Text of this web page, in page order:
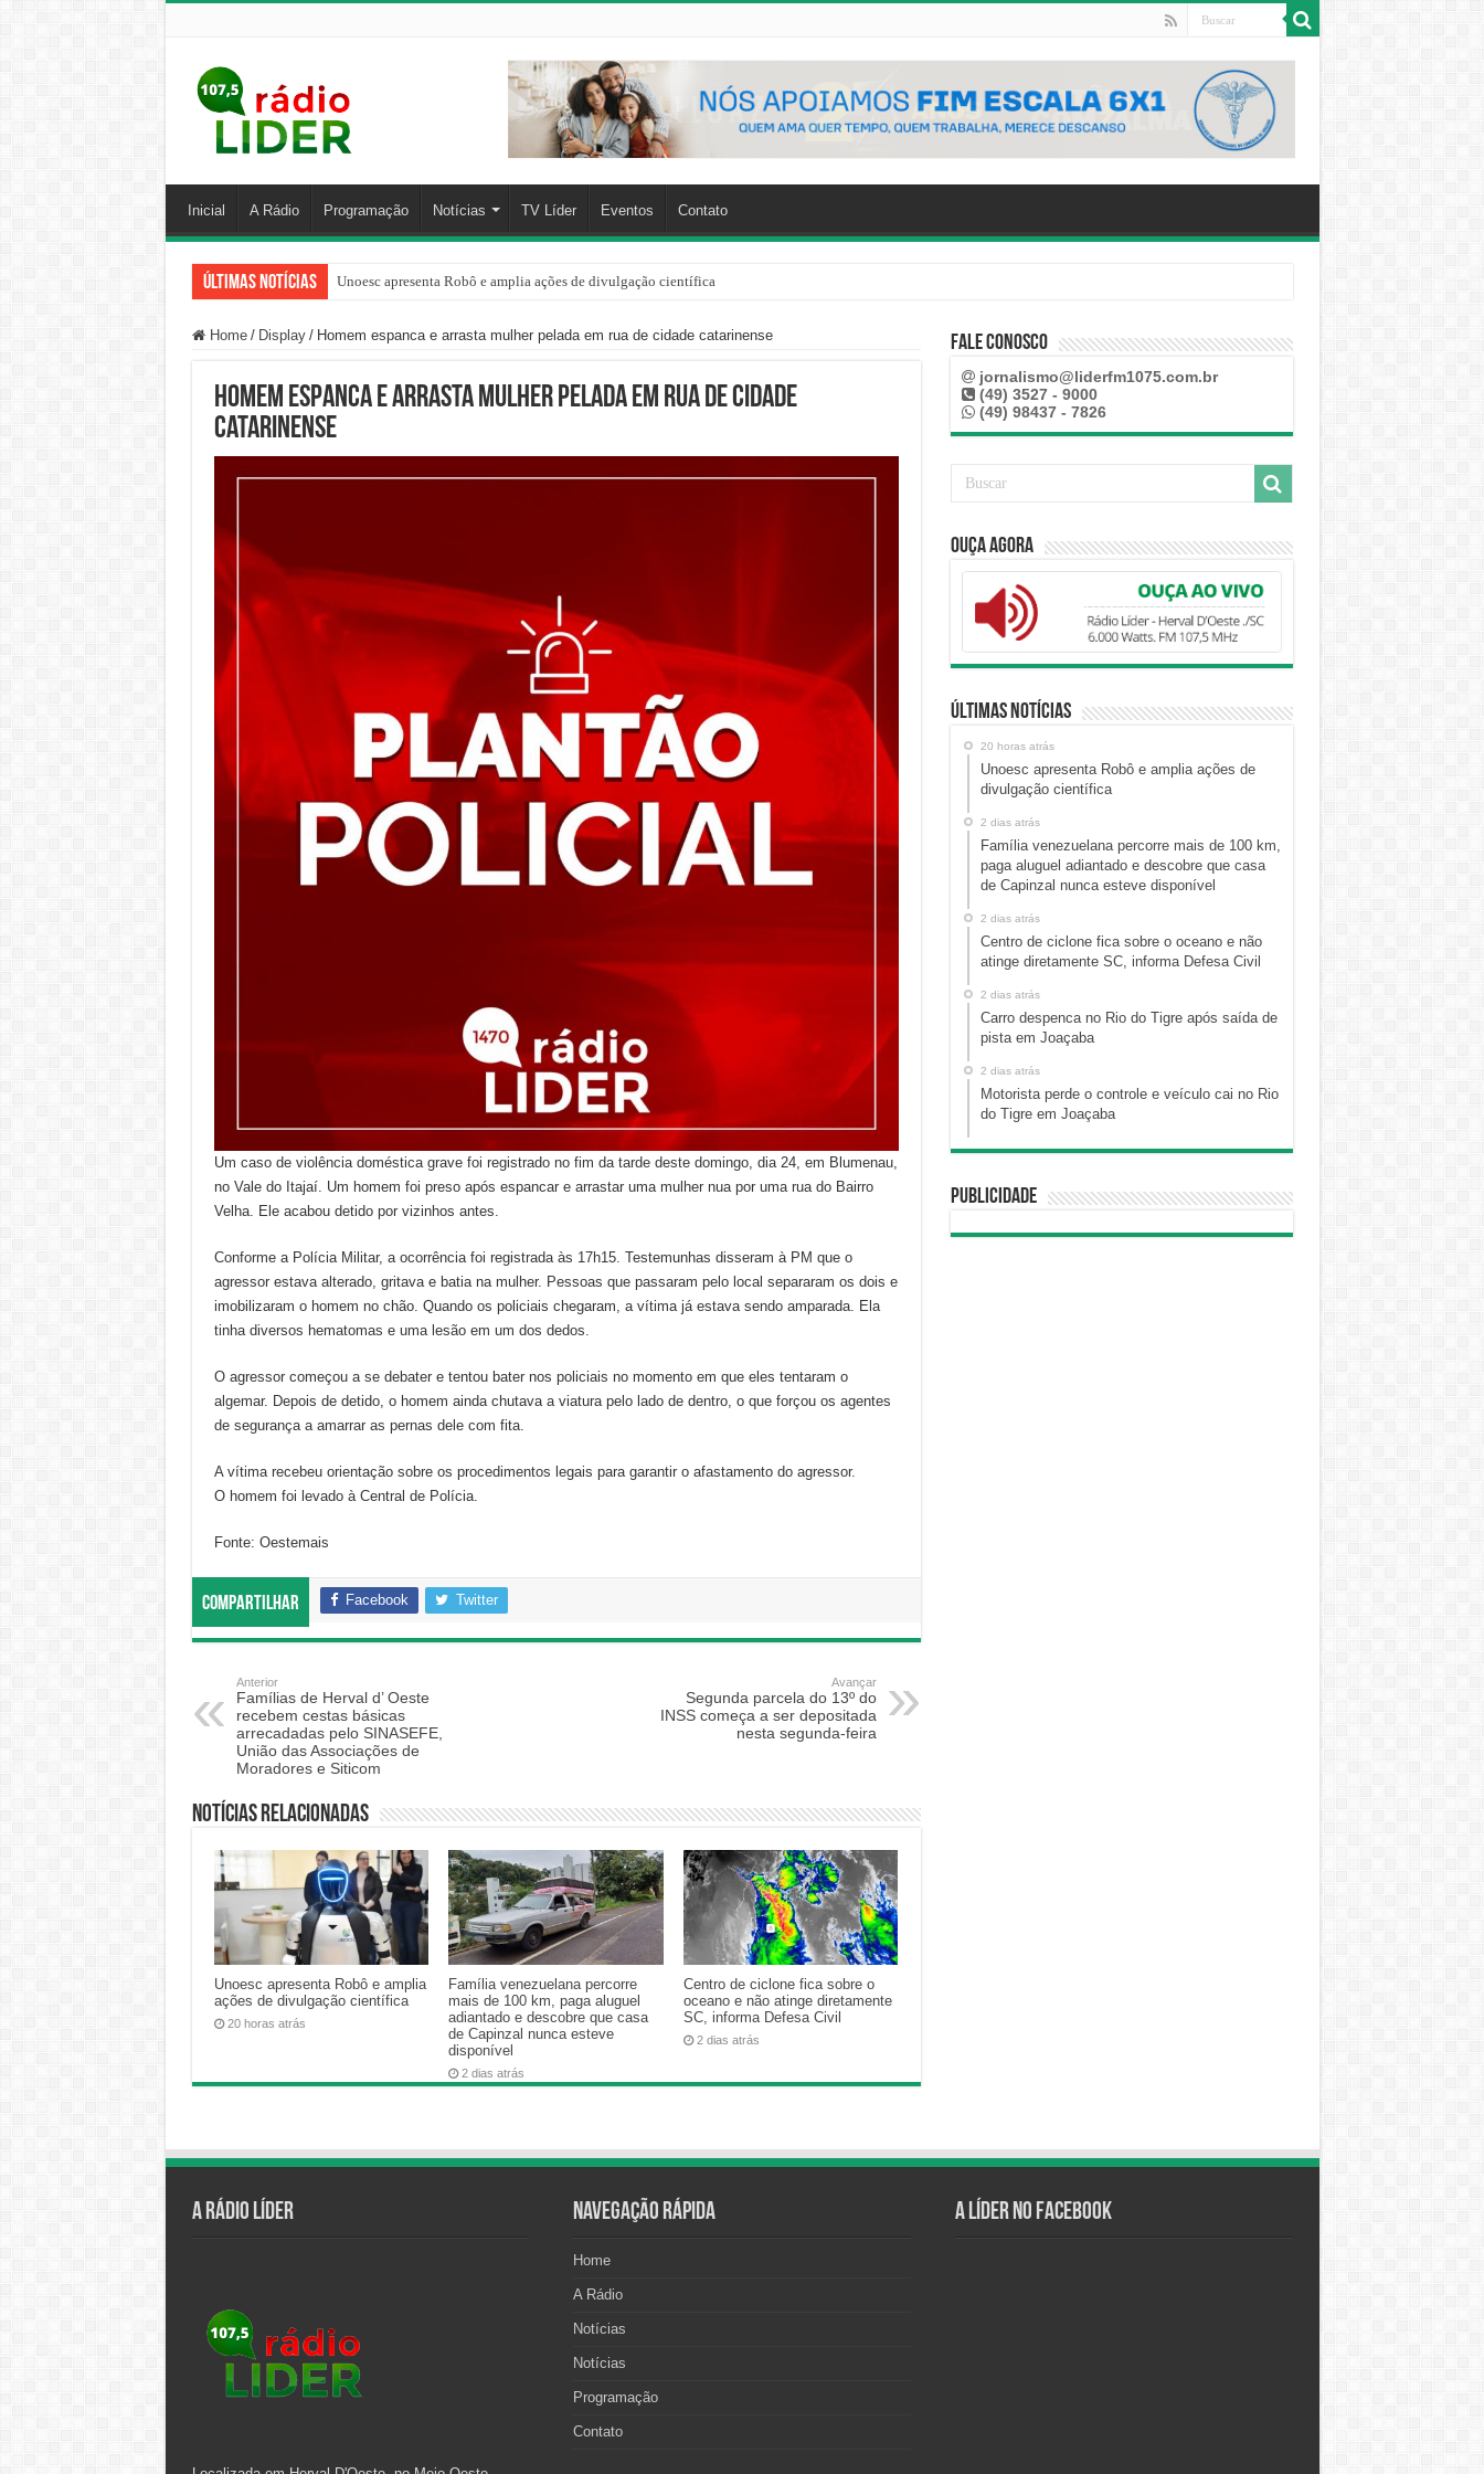
Inicial A Rádio Programação Notícias TV Líder Eventos Contato
Últimas Notícias Unoesc apresenta Robô e amplia ações de divulgação científica
Home / Display / Homem espanca e arrasta mulher pelada em rua de cidade catarinense
Homem espanca e arrasta mulher pelada em rua de cidade
catarinense
Um caso de violência doméstica grave foi registrado no fim da tarde deste domingo, dia 24, em Blumenau,
no Vale do Itajaí. Um homem foi preso após espancar e arrastar uma mulher nua por uma rua do Bairro
Velha. Ele acabou detido por vizinhos antes.
Conforme a Polícia Militar, a ocorrência foi registrada às 17h15. Testemunhas disseram à PM que o
agressor estava alterado, gritava e batia na mulher. Pessoas que passaram pelo local separaram os dois e
imobilizaram o homem no chão. Quando os policiais chegaram, a vítima já estava sendo amparada. Ela
tinha diversos hematomas e uma lesão em um dos dedos.
O agressor começou a se debater e tentou bater nos policiais no momento em que eles tentaram o
algemar. Depois de detido, o homem ainda chutava a viatura pelo lado de dentro, o que forçou os agentes
de segurança a amarrar as pernas dele com fita.
A vítima recebeu orientação sobre os procedimentos legais para garantir o afastamento do agressor.
O homem foi levado à Central de Polícia.
Fonte: Oestemais
Compartilhar Facebook Twitter
Anterior
Famílias de Herval d’ Oeste
recebem cestas básicas
arrecadadas pelo SINASEFE,
União das Associações de
Moradores e Siticom
Avançar
Segunda parcela do 13º do
INSS começa a ser depositada
nesta segunda-feira
Notícias relacionadas
Unoesc apresenta Robô e amplia
ações de divulgação científica
20 horas atrás
Família venezuelana percorre
mais de 100 km, paga aluguel
adiantado e descobre que casa
de Capinzal nunca esteve
disponível
2 dias atrás
Centro de ciclone fica sobre o
oceano e não atinge diretamente
SC, informa Defesa Civil
2 dias atrás
Fale Conosco
jornalismo@liderfm1075.com.br
(49) 3527 - 9000
(49) 98437 - 7826
Ouça Agora
Últimas Notícias
20 horas atrás
Unoesc apresenta Robô e amplia ações de
divulgação científica
2 dias atrás
Família venezuelana percorre mais de 100 km,
paga aluguel adiantado e descobre que casa
de Capinzal nunca esteve disponível
2 dias atrás
Centro de ciclone fica sobre o oceano e não
atinge diretamente SC, informa Defesa Civil
2 dias atrás
Carro despenca no Rio do Tigre após saída de
pista em Joaçaba
2 dias atrás
Motorista perde o controle e veículo cai no Rio
do Tigre em Joaçaba
Publicidade
A Rádio Líder Navegação Rápida
Home
A Rádio
Notícias
Notícias
Programação
Contato
A Líder no Facebook